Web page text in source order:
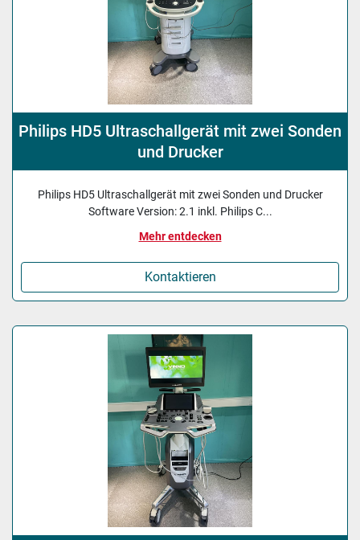
Philips HD5 Ultraschallgerät mit zwei Sonden
und Drucker
Philips HD5 Ultraschallgerät mit zwei Sonden und Drucker
Software Version: 2.1 inkl. Philips C...
Mehr entdecken
Kontaktieren